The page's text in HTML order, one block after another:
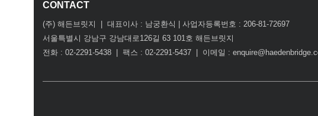
CONTACT
(주) 해든브릿지 | 대표이사 : 남궁환식 | 사업자등록번호 : 206-81-72697
서울특별시 강남구 강남대로126길 63 101호 해든브릿지
전화 : 02-2291-5438 | 팩스 : 02-2291-5437 | 이메일 :